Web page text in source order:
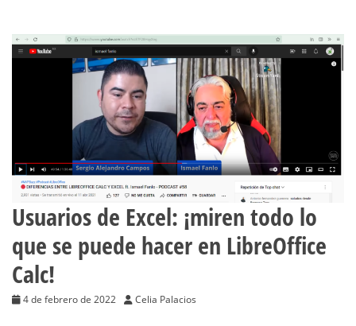
Usuarios de Excel: ¡miren todo lo
que se puede hacer en LibreOffice
Calc!
4 de febrero de 2022 Celia Palacios